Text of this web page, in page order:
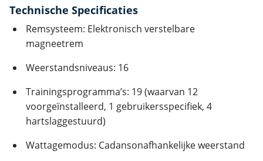
Technische Specificaties
Remsysteem: Elektronisch verstelbare
magneetrem
Weerstandsniveaus: 16
Trainingsprogramma’s: 19 (waarvan 12
voorgeïnstalleerd, 1 gebruikersspecifiek, 4
hartslaggestuurd)
Wattagemodus: Cadansonafhankelijke weerstand